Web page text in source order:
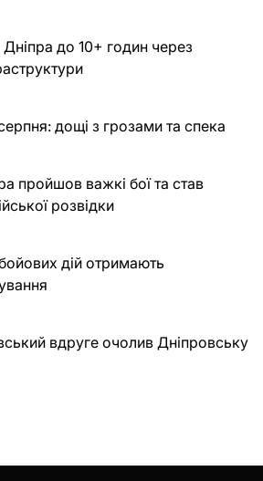
Дніпра до 10+ годин через
дощі з грозами та спека
пройшов важкі бої та став
розвідки
дій отримають
вдруге очолив Дніпровську